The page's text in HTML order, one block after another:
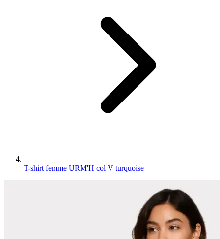
T-shirt femme URM'H col V turquoise